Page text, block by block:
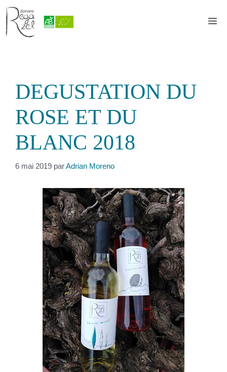
Aller
au
contenu
DEGUSTATION DU
ROSE ET DU
BLANC 2018
6 mai 2019 parAdrian Moreno